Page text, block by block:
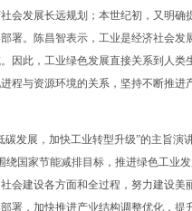
会发展长远规划；本世纪初，又明确
署。陈昌智表示，工业是经济社会
因此，工业绿色发展直接关系到人
程与资源环境的关系，坚持不断推
展，加快工业转型升级”的主旨演
绕国家节能减排目标，推进绿色工业
会建设各方面和全过程，努力建设
署，加快推进产业结构调整优化，